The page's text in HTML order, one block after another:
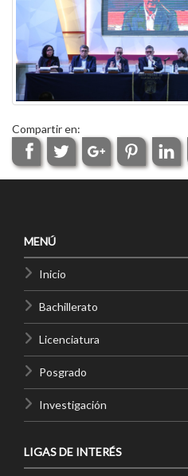
Compartir en:
MENÚ
Inicio
Bachillerato
Licenciatura
Posgrado
Investigación
LIGAS DE INTERÉS